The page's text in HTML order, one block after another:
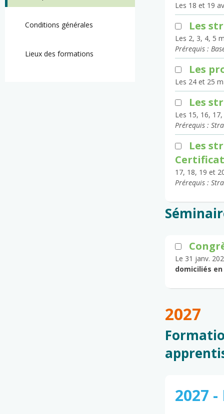
Conditions générales
Lieux des formations
Les 18 et 19
Les
Les 2, 3, 4, 5
Prérequis :
Les
Les 24 et 25
Les
Les 15, 16,
Prérequis :
Les
17, 18, 19 et
Prérequis :
Le 31 janv.
domiciliés
2027
2027 -